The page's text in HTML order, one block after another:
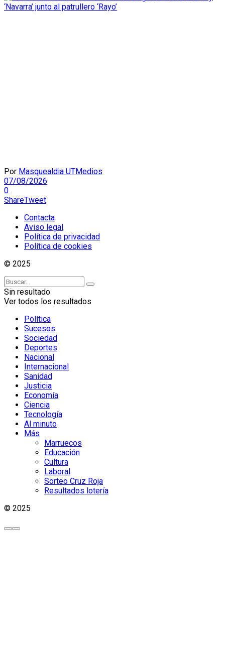
Por Masquealdia UTMedios
07/08/2026
0
ShareTweet
Contacta
Aviso legal
Política de privacidad
Política de cookies
© 2025
Sin resultado
Ver todos los resultados
Política
Sucesos
Sociedad
Deportes
Nacional
Internacional
Sanidad
Justicia
Economía
Ciencia
Tecnología
Al minuto
Más
Marruecos
Educación
Cultura
Laboral
Sorteo Cruz Roja
Resultados lotería
© 2025